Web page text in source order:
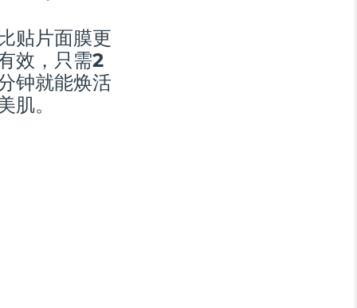
贴片面膜更
效，只需2
钟就能焕活
肌。